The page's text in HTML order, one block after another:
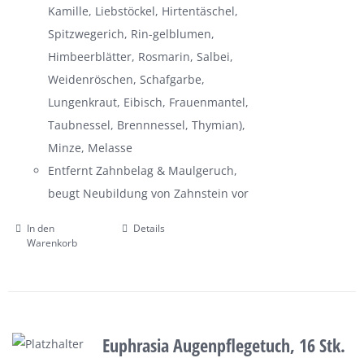
Kamille, Liebstöckel, Hirtentäschel,
Spitzwegerich, Rin-gelblumen,
Himbeerblätter, Rosmarin, Salbei,
Weidenröschen, Schafgarbe,
Lungenkraut, Eibisch, Frauenmantel,
Taubnessel, Brennnessel, Thymian),
Minze, Melasse
Entfernt Zahnbelag & Maulgeruch,
beugt Neubildung von Zahnstein vor
In den
Warenkorb
Details
Euphrasia Augenpflegetuch, 16 Stk.